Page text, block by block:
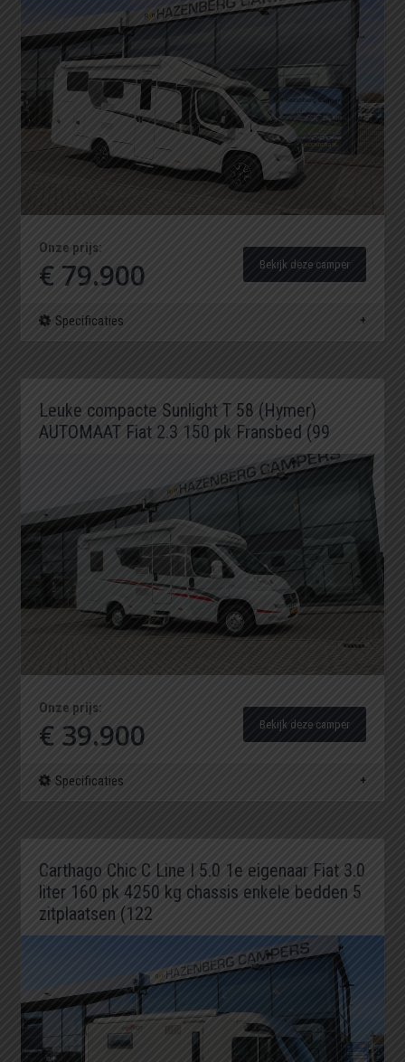
Onze prijs:
€ 79.900 Bekijk deze camper
Specificaties
Leuke compacte Sunlight T 58 (Hymer)
AUTOMAAT Fiat 2.3 150 pk Fransbed (99
Onze prijs:
€ 39.900 Bekijk deze camper
Specificaties
Carthago Chic C Line I 5.0 1e eigenaar Fiat 3.0
liter 160 pk 4250 kg chassis enkele bedden 5
zitplaatsen (122